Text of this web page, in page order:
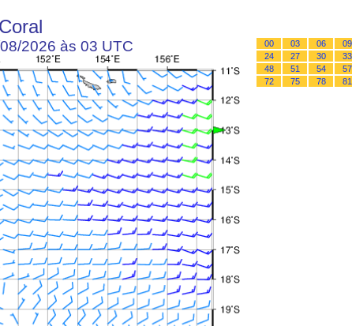
2026 às 03 UTC 00 03 06 09
24
27 30 33
48
51 54 57
72
75 78 81